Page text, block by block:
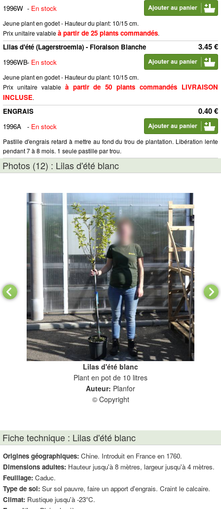
1996W - En stock
Jeune plant en godet - Hauteur du plant: 10/15 cm.
Prix unitaire valableà partir de 25 plants commandés.
3.45 €
Lilas d'été (Lagerstroemia) - Floraison Blanche
1996WB- En stock
Jeune plant en godet - Hauteur du plant: 10/15 cm.
Prix unitaire valable à partir de 50 plants commandés LIVRAISON
INCLUSE.
0.40 €
ENGRAIS
1996A
- En stock
Pastille d'engrais retard à mettre au fond du trou de plantation. Libération lente
pendant 7 à 8 mois. 1 seule pastille par trou.
Photos (12) : Lilas d'été blanc
Lilas d'été blanc
Plant en pot de 10 litres
Auteur: Planfor
© Copyright
Fiche technique : Lilas d'été blanc
Origines géographiques: Chine. Introduit en France en 1760.
Dimensions adultes: Hauteur jusqu'à 8 mètres, largeur jusqu'à 4 mètres.
Feuillage: Caduc.
Type de sol: Sur sol pauvre, faire un apport d'engrais. Craint le calcaire.
Climat: Rustique jusqu'à -23°C.